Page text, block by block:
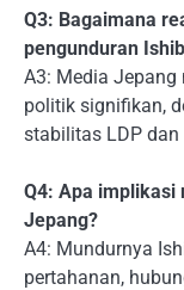
Q3: Bagaimana
pengunduran
A3: Media
politik signifikan,
stabilitas LDP
Q4: Apa implikasi
Jepang?
A4: Mundurnya
pertahanan,